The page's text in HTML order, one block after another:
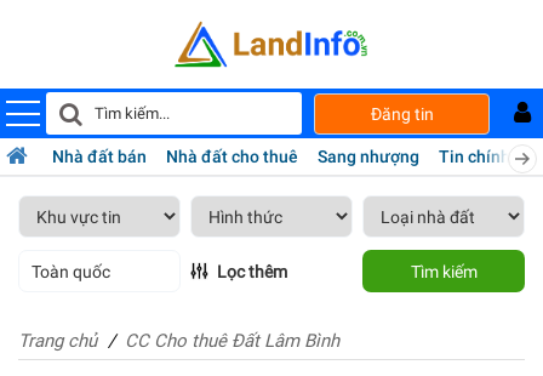
Đăng tin
Nhà đất bán Nhà đất cho thuê Sang nhượng Tin chính chủ
Toàn quốc Lọc thêm Tìm kiếm
Trang chủ CC Cho thuê Đất Lâm Bình